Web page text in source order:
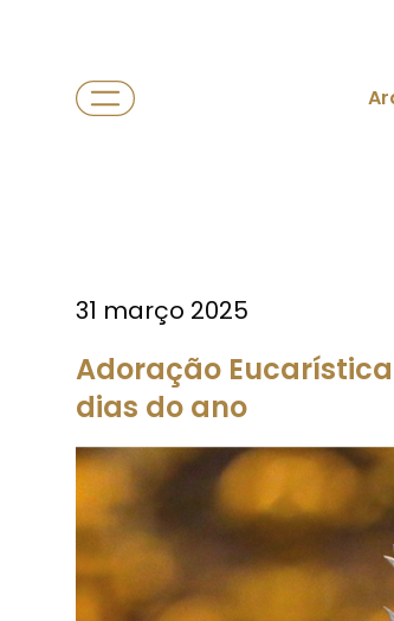
31 março 2025
Adoração
dias do ano